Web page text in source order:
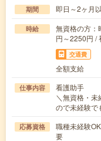
期間 即日～2ヶ月
時給
無資格の方：
円～2250円 /
交通費
全額支給
仕事内容
看護助手
＼無資格・未
ので未経験
応募資格
職種未経験
要